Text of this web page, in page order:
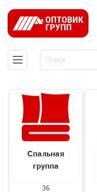
Спальная
группа
36